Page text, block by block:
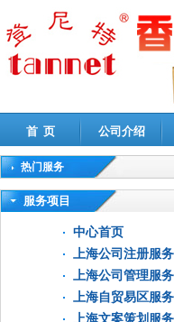
首 页 公司介绍
热门服务
高新技术企业认定审计|企业所
服务项目
中心首页
上海公司注册服务
上海公司管理服务
上海自贸易区服务
上海文案策划服务